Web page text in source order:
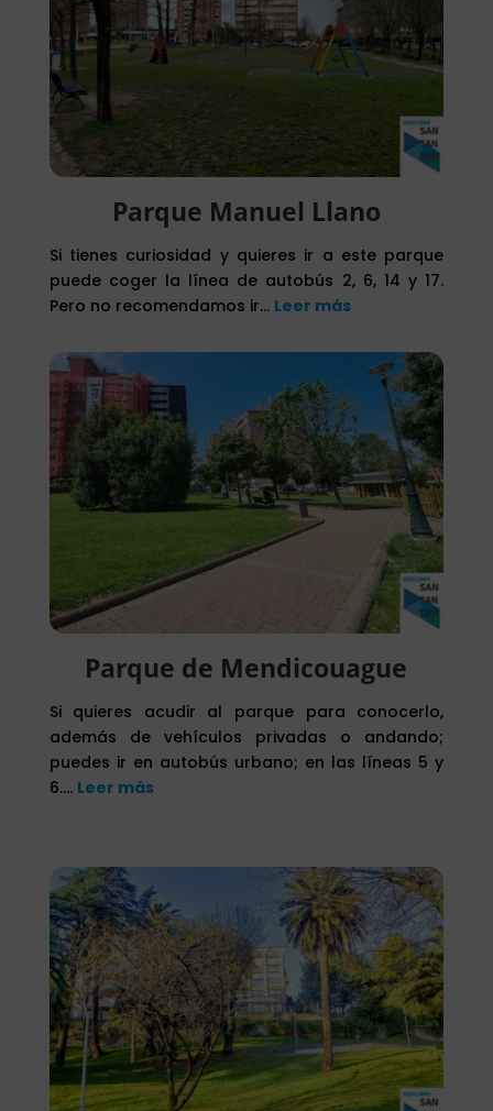
Parque Manuel Llano
Si tienes curiosidad y quieres ir a este parque
puede coger la línea de autobús 2, 6, 14 y 17.
Pero no recomendamos ir… Leer más
Parque de Mendicouague
Si quieres acudir al parque para conocerlo,
además de vehículos privadas o andando;
puedes ir en autobús urbano; en las líneas 5 y
6…. Leer más